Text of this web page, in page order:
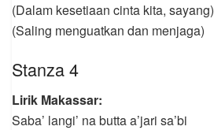
(Dalam kesetiaan cinta kita, sayang)
(Saling menguatkan dan menjaga)
Stanza 4
Lirik Makassar:
Saba’ langi’ na butta a’jari sa’bi